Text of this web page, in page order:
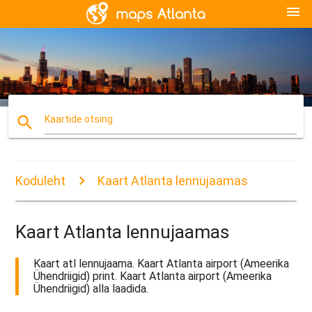
menu
search Kaartide otsing
Koduleht Kaart Atlanta lennujaamas
Kaart Atlanta lennujaamas
Kaart atl lennujaama. Kaart Atlanta airport (Ameerika
Ühendriigid) print. Kaart Atlanta airport (Ameerika
Ühendriigid) alla laadida.